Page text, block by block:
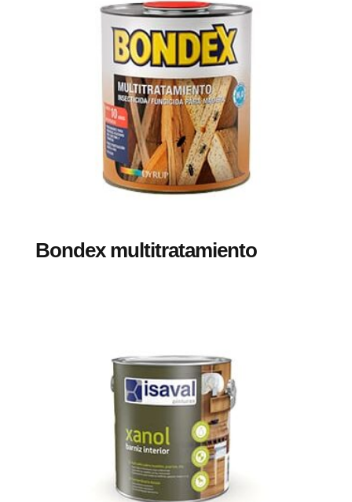
Bondex multitratamiento